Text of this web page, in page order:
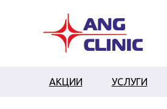
УСЛУГИ
АКЦИИ